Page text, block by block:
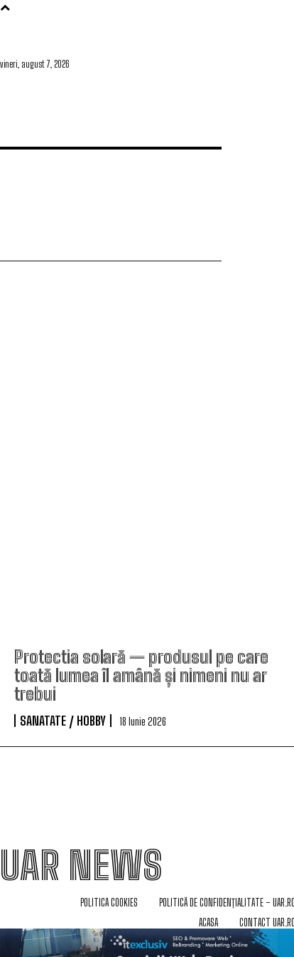
vineri, august 7, 2026
Protectia solară — produsul pe care
toată lumea îl amână și nimeni nu ar
trebui
SANATATE / HOBBY 18 Iunie 2026
UAR NEWS
POLITICA COOKIES
POLITICĂ DE CONFIDENȚIALITATE – UAR.RO
ACASA
CONTACT UAR.RO